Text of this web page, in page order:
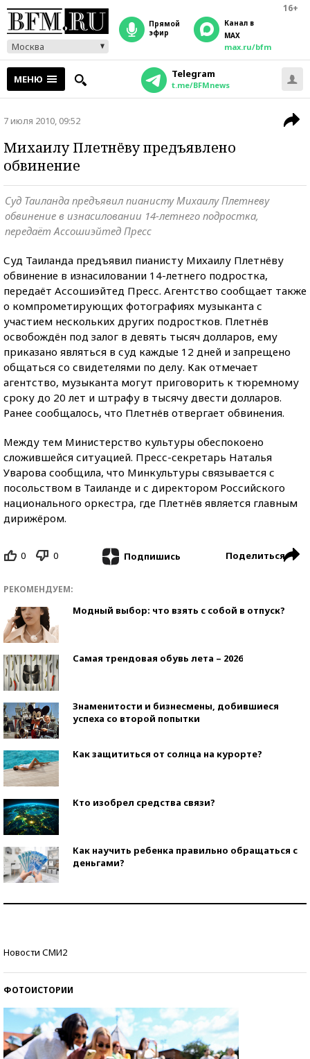
16+
Москва
прямой
эфир
Канал в
MAX
max.ru/bfm
МЕНЮ Telegram
t.me/BFMnews
7 июля 2010, 09:52
Михаилу Плетнёву предъявлено
обвинение
Суд Таиланда предъявил пианисту Михаилу Плетневу
обвинение в изнасиловании 14-летнего подростка,
передаёт Ассошиэйтед Пресс
Суд Таиланда предъявил пианисту Михаилу Плетнёву
обвинение в изнасиловании 14-летнего подростка,
передаёт Ассошиэйтед Пресс. Агентство сообщает также
о компрометирующих фотографиях музыканта с
участием нескольких других подростков. Плетнёв
освобождён под залог в девять тысяч долларов, ему
приказано являться в суд каждые 12 дней и запрещено
общаться со свидетелями по делу. Как отмечает
агентство, музыканта могут приговорить к тюремному
сроку до 20 лет и штрафу в тысячу двести долларов.
Ранее сообщалось, что Плетнёв отвергает обвинения.
Между тем Министерство культуры обеспокоено
сложившейся ситуацией. Пресс-секретарь Наталья
Уварова сообщила, что Минкультуры связывается с
посольством в Таиланде и с директором Российского
национального оркестра, где Плетнёв является главным
дирижёром.
0 0 Подпишись Поделиться
РЕКОМЕНДУЕМ:
Модный выбор: что взять с собой в отпуск?
Самая трендовая обувь лета – 2026
Знаменитости и бизнесмены, добившиеся
успеха со второй попытки
Как защититься от солнца на курорте?
Кто изобрел средства связи?
Как научить ребенка правильно обращаться с
деньгами?
Новости СМИ2
ФОТОИСТОРИИ